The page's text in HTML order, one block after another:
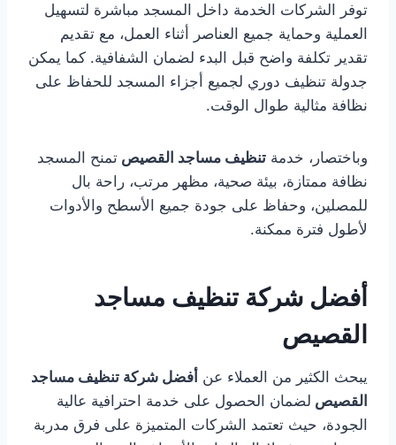
توفر الشركات الخدمة داخل المسجد مباشرة لتسهيل
العملية وحماية جميع العناصر أثناء العمل، مع تقديم
تقدير تكلفة واضح قبل البدء لضمان الشفافية. كما يمكن
جدولة تنظيف دوري لجميع أجزاء المسجد للحفاظ على
نظافة مثالية طوال الوقت.
وباختصار، خدمة تنظيف مساجد القصيص تمنح المسجد
نظافة ممتازة، بيئة صحية، مظهر مرتب، راحة بال
للمصلين، وحفاظ على جودة جميع الأسطح والأدوات
لأطول فترة ممكنة.
أفضل شركة تنظيف مساجد
القصيص
يبحث الكثير من العملاء عن أفضل شركة تنظيف مساجد
القصيص لضمان الحصول على خدمة احترافية عالية
الجودة، حيث تعتمد الشركات المتميزة على فرق مدربة